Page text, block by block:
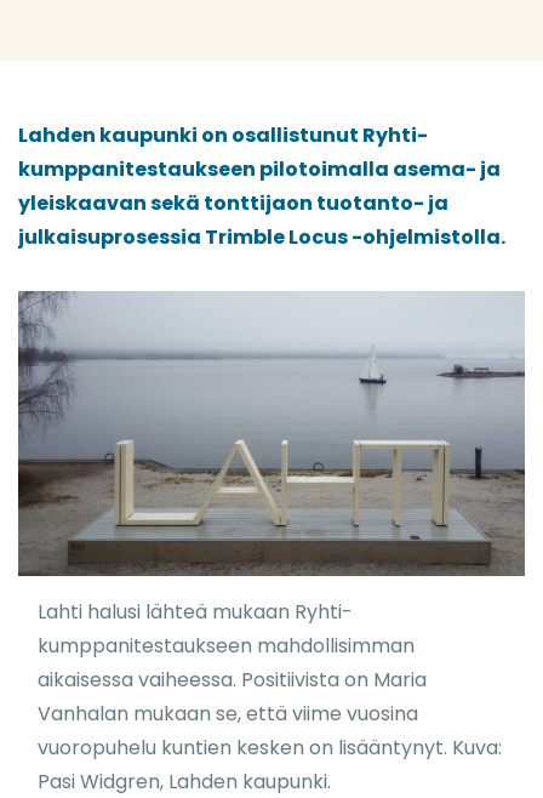
Lahden kaupunki on osallistunut Ryhti-
kumppanitestaukseen pilotoimalla asema- ja
yleiskaavan sekä tonttijaon tuotanto- ja
julkaisuprosessia Trimble Locus -ohjelmistolla.
Lahti halusi lähteä mukaan Ryhti-
kumppanitestaukseen mahdollisimman
aikaisessa vaiheessa. Positiivista on Maria
Vanhalan mukaan se, että viime vuosina
vuoropuhelu kuntien kesken on lisääntynyt. Kuva:
Pasi Widgren, Lahden kaupunki.